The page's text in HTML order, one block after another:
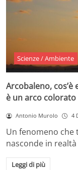
Scienze / Ambiente
Arcobaleno,
è un arco
Antonio Murolo 4
Un fenomeno
nasconde in
Leggi di più